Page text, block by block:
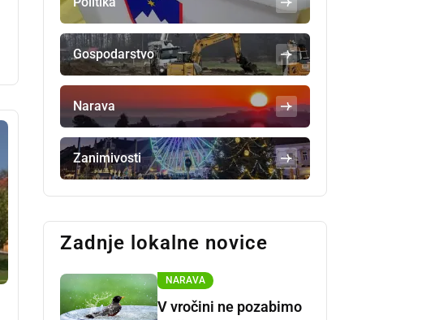
Gospodarstvo
Narava
Zanimivosti
Zadnje lokalne novice
NARAVA
V vročini ne pozabimo